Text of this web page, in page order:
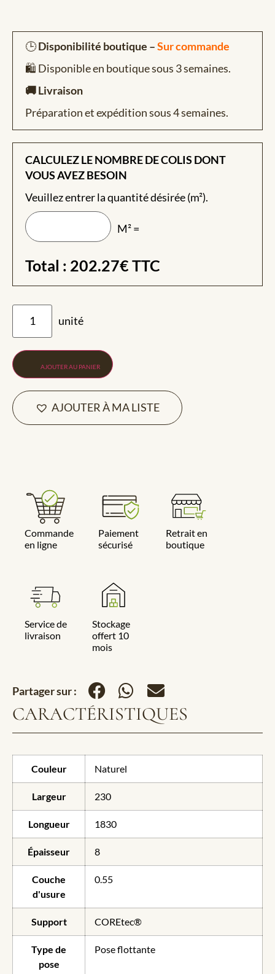
CARACTÉRISTIQUES
Couleur Naturel
Largeur 230
Longueur 1830
Épaisseur 8
Couche
d'usure
0.55
Support COREtec®
Type de
pose
Pose flottante
🕒Disponibilité boutique –Sur commande
🛍️ Disponible en boutique sous 3 semaines.
🚚 Livraison
Préparation et expédition sous 4 semaines.
CALCULEZ LE NOMBRE DE COLIS DONT
VOUS AVEZ BESOIN
Veuillez entrer la quantité désirée (m²).
M² =
Total : 202.27€ TTC
AJOUTER AU PANIER
AJOUTER À MA LISTE
Commande
en ligne
Paiement
sécurisé
Retrait en
boutique
Service de
livraison
Stockage
offert 10
mois
Partager sur :